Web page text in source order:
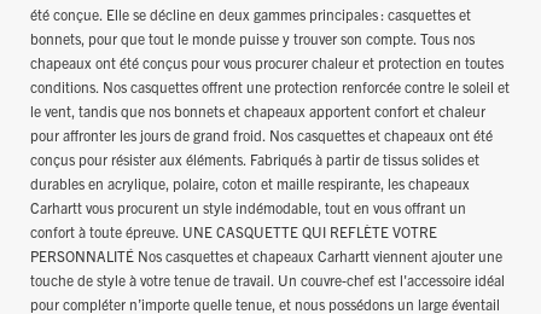
été conçue. Elle se décline en deux gammes principales : casquettes et
bonnets, pour que tout le monde puisse y trouver son compte. Tous nos
chapeaux ont été conçus pour vous procurer chaleur et protection en toutes
conditions. Nos casquettes offrent une protection renforcée contre le soleil et
le vent, tandis que nos bonnets et chapeaux apportent confort et chaleur
pour affronter les jours de grand froid. Nos casquettes et chapeaux ont été
conçus pour résister aux éléments. Fabriqués à partir de tissus solides et
durables en acrylique, polaire, coton et maille respirante, les chapeaux
Carhartt vous procurent un style indémodable, tout en vous offrant un
confort à toute épreuve. UNE CASQUETTE QUI REFLÈTE VOTRE
PERSONNALITÉ Nos casquettes et chapeaux Carhartt viennent ajouter une
touche de style à votre tenue de travail. Un couvre-chef est l'accessoire idéal
pour compléter n’importe quelle tenue, et nous possédons un large éventail